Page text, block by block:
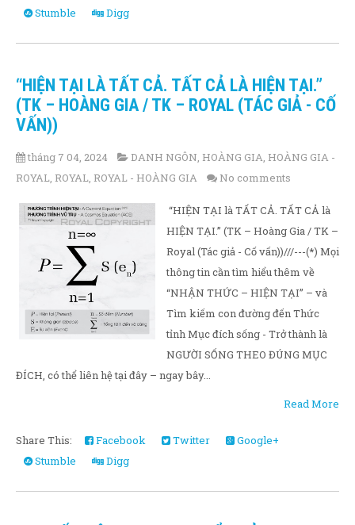
Stumble
Digg
“HIỆN TẠI LÀ TẤT CẢ. TẤT CẢ LÀ HIỆN TẠI.”
(TK – HOÀNG GIA / TK – ROYAL (TÁC GIẢ - CỐ
VẤN))
tháng 7 04, 2024 DANH NGÔN, HOÀNG GIA, HOÀNG GIA -
ROYAL, ROYAL, ROYAL - HOÀNG GIA No comments
“HIỆN TẠI là TẤT CẢ. TẤT CẢ là
HIỆN TẠI.” (TK – Hoàng Gia / TK –
Royal (Tác giả - Cố vấn))///---(*) Mọi
thông tin cần tìm hiểu thêm về
“NHẬN THỨC – HIỆN TẠI” – và
Tìm kiếm con đường đến Thức
tỉnh Mục đích sống - Trở thành là
NGƯỜI SỐNG THEO ĐÚNG MỤC
ĐÍCH, có thể liên hệ tại đây – ngay bây...
Read More
Share This: Facebook Twitter
Google+
Stumble
Digg